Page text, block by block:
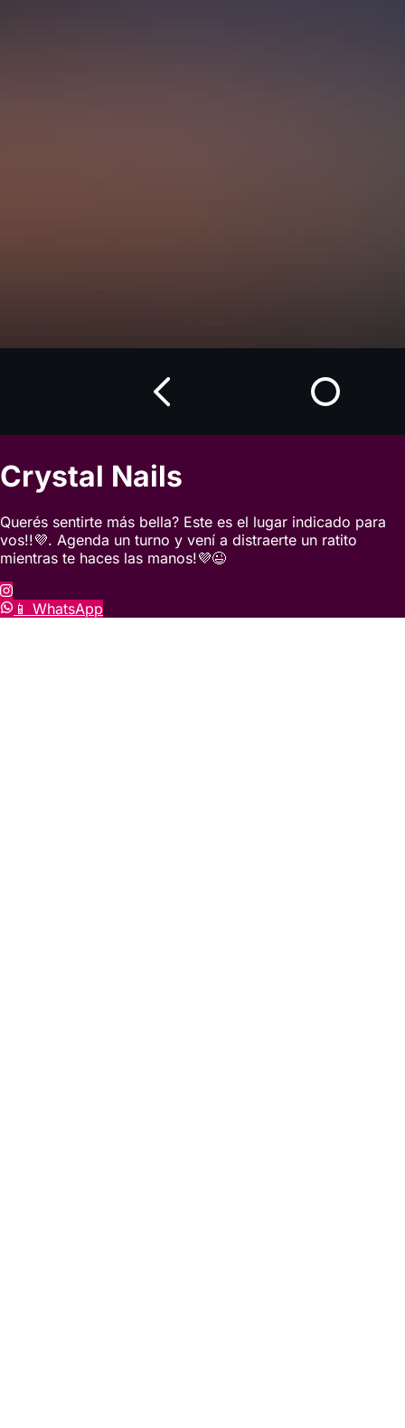
Crystal Nails
Querés sentirte más bella? Este es el lugar indicado para
vos!!💜. Agenda un turno y vení a distraerte un ratito
mientras te haces las manos!💜😉
📱 WhatsApp